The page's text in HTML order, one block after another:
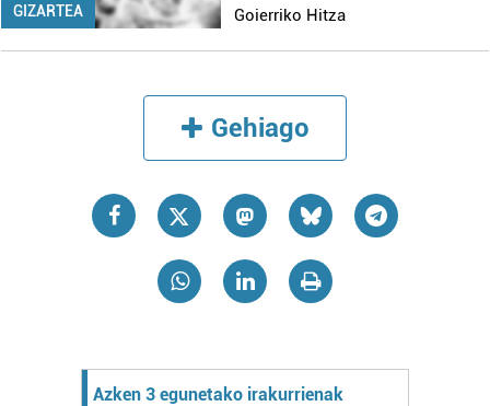
GIZARTEA Goierriko Hitza
Gehiago
Azken 3 egunetako irakurrienak